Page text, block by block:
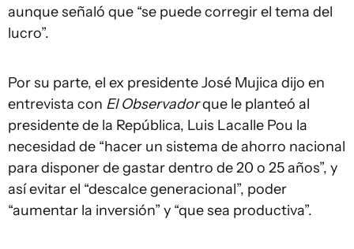
aunque señaló que “se puede corregir el tema del
lucro”.
Por su parte, el ex presidente José Mujica dijo en
entrevista con El Observadorque le planteó al
presidente de la República, Luis Lacalle Pou la
necesidad de “hacer un sistema de ahorro nacional
para disponer de gastar dentro de 20 o 25 años”, y
así evitar el “descalce generacional”, poder
“aumentar la inversión” y “que sea productiva”.